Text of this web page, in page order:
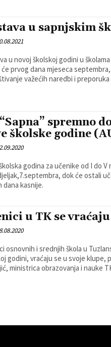
u sapnjskim
u novoj školskoj godini u
prvog dana mjeseca
važećih naredbi i
spremno
školske godine
godina za učenike od I do
dok će ostali
dana kasnije.
u TK se
osnovnih i srednjih škola u
godini, vraćaju se u svoje klupe,
ministrica obrazovanja i nauke